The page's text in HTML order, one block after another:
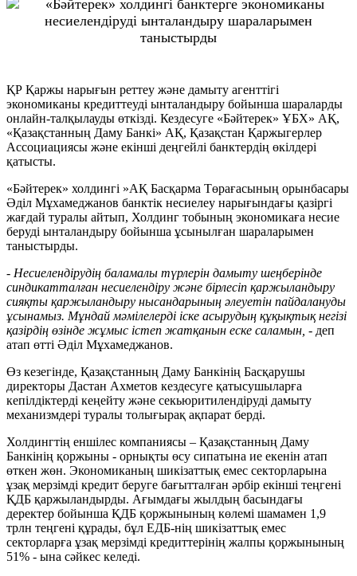
ҚР Қаржы нарығын реттеу және дамыту агенттігі
экономиканы кредиттеуді ынталандыру бойынша шараларды
онлайн-талқылауды өткізді. Кездесуге «Бәйтерек» ҰБХ» АҚ,
«Қазақстанның Даму Банкі» АҚ, Қазақстан Қаржыгерлер
Ассоциациясы және екінші деңгейлі банктердің өкілдері
қатысты.
«Бәйтерек» холдингі »АҚ Басқарма Төрағасының орынбасары
Әділ Мұхамеджанов банктік несиелеу нарығындағы қазіргі
жағдай туралы айтып, Холдинг тобының экономикаға несие
беруді ынталандыру бойынша ұсынылған шараларымен
таныстырды.
- Несиелендірудің баламалы түрлерін дамыту шеңберінде
синдикатталған несиелендіру және бірлесіп қаржыландыру
сияқты қаржыландыру нысандарының әлеуетін пайдалануды
ұсынамыз. Мұндай мәмілелерді іске асырудың құқықтық негізі
қазірдің өзінде жұмыс істеп жатқанын еске саламын, - деп
атап өтті Әділ Мұхамеджанов.
Өз кезегінде, Қазақстанның Даму Банкінің Басқарушы
директоры Дастан Ахметов кездесуге қатысушыларға
кепілдіктерді кеңейту және секьюритилендіруді дамыту
механизмдері туралы толығырақ ақпарат берді.
Холдингтің еншілес компаниясы – Қазақстанның Даму
Банкінің қоржыны - орнықты өсу сипатына ие екенін атап
өткен жөн. Экономиканың шикізаттық емес секторларына
ұзақ мерзімді кредит беруге бағытталған әрбір екінші теңгені
ҚДБ қаржыландырды. Ағымдағы жылдың басындағы
деректер бойынша ҚДБ қоржынының көлемі шамамен 1,9
трлн теңгені құрады, бұл ЕДБ-нің шикізаттық емес
секторларға ұзақ мерзімді кредиттерінің жалпы қоржынының
51% - ына сәйкес келеді.